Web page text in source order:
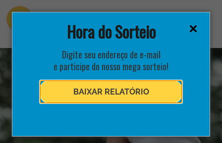
Hora do Sorteio
Digite seu endereço de e-mail
e participe do nosso mega sorteio!
BAIXAR RELATÓRIO